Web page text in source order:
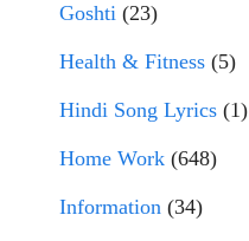
Goshti (23)
Health & Fitness (5)
Hindi Song Lyrics (1)
Home Work (648)
Information (34)